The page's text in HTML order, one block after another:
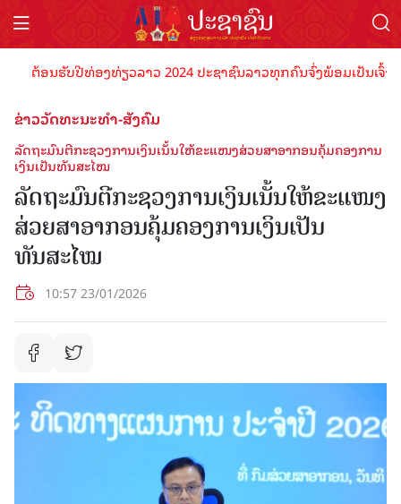
ອນຮັບປີທ່ອງທ່ຽວລາວ 2024 ປະຊາຊົນລາວທຸກຄົນຈົ່ງພ້ອມເປັນເຈົ້າພາ
ຂ່າວວັດທະນະທຳ-ສັງຄົມ
ລັດຖະມົນຕີກະຊວງການເງິນເນັ້ນໃຫ້ຂະແໜງສ່ວຍສາອາກອນຄຸ້ມຄອງການ
ເງິນເປັນທັນສະໄໝ
ລັດຖະມົນຕີກະຊວງການເງິນເນັ້ນໃຫ້ຂະແໜງ
ສ່ວຍສາອາກອນຄຸ້ມຄອງການເງິນເປັນ
ທັນສະໄໝ
10:57 23/01/2026